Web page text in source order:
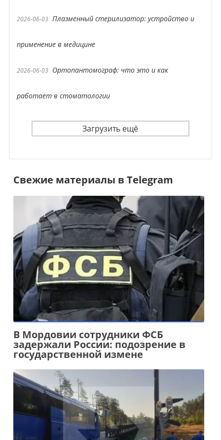
2026-06-03 Плазменный стерилизатор: устройство и
применение в медицине
2026-06-03 Ортопантомограф: что это и как
работает в стоматологии
Загрузить ещё
Свежие материалы в Telegram
В Мордовии сотрудники ФСБ
задержали России: подозрение в
государственной измене